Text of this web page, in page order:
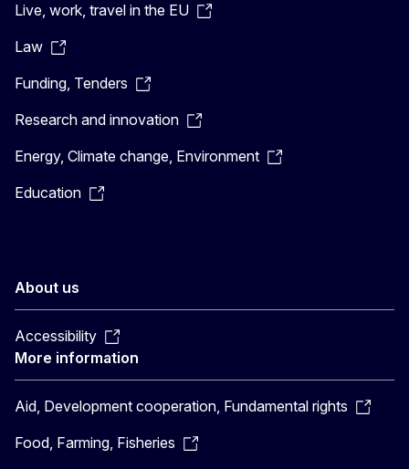
Live, work, travel in the EU
Law
Funding, Tenders
Research and innovation
Energy, Climate change, Environment
Education
About us
Accessibility
More information
Aid, Development cooperation, Fundamental rights
Food, Farming, Fisheries